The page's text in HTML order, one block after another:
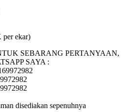
ekar)
SEBARANG PERTANYAAN,
SAYA :
disediakan sepenuhnya